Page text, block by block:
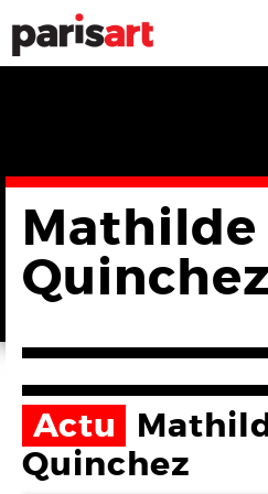
Mathilde
Quinchez
Actu
Quinchez